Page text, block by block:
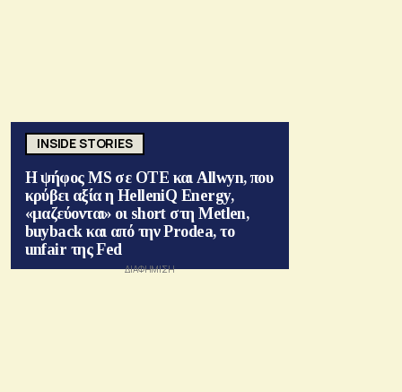
INSIDE STORIES
Η ψήφος MS σε ΟΤΕ και Allwyn, που
κρύβει αξία η HelleniQ Energy,
«μαζεύονται» οι short στη Metlen,
buyback και από την Prodea, το
unfair της Fed